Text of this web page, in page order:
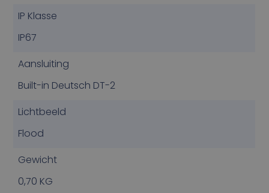
IP Klasse
IP67
Aansluiting
Built-in Deutsch DT-2
Lichtbeeld
Flood
Gewicht
0,70 KG